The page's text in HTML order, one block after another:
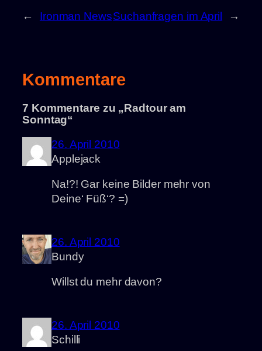
← Ironman NewsSuchanfragen im April →
Kommentare
7 Kommentare zu „Radtour am
Sonntag“
26. April 2010
Applejack
Na!?! Gar keine Bilder mehr von
Deine‘ Füß‘? =)
26. April 2010
Bundy
Willst du mehr davon?
26. April 2010
Schilli